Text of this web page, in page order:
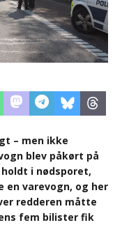
– men ikke
blev påkørt på
i nødsporet,
en varevogn, og her
redderen måtte
fem bilister fik